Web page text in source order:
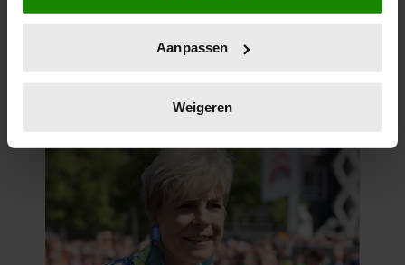
locatie, die tot een paar meter nauwkeurig kan zijn
scannen op specifieke eigenschappen (fingerprinting)
verwerkt en stel uw voorkeuren in het
intrekken in de Cookieverklaring.
We gebruiken cookies om content en advertenties te
personaliseren, om functies voor social media te bieden
en om ons websiteverkeer te analyseren. Ook delen we
informatie over uw gebruik van onze site met onze
Aanpassen
Weigeren